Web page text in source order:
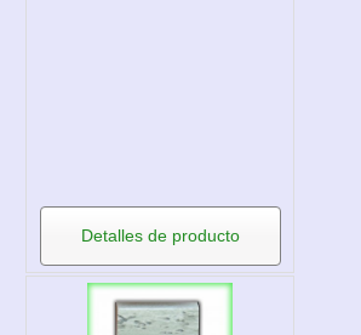
Detalles de producto